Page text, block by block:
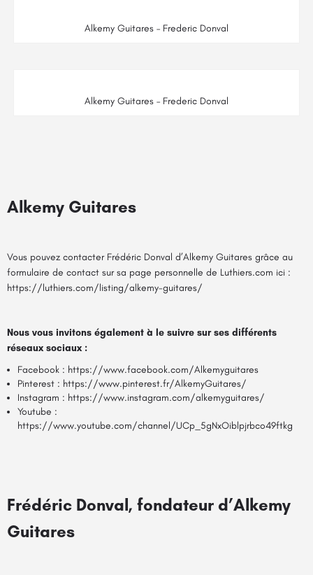
Alkemy Guitares – Frederic Donval
Alkemy Guitares – Frederic Donval
Alkemy Guitares
Vous pouvez contacter Frédéric Donval d’Alkemy Guitares grâce au
formulaire de contact sur sa page personnelle de Luthiers.com ici :
https://luthiers.com/listing/alkemy-guitares/
Nous vous invitons également à le suivre sur ses différents
réseaux sociaux :
Facebook : https://www.facebook.com/Alkemyguitares
Pinterest : https://www.pinterest.fr/AlkemyGuitares/
Instagram : https://www.instagram.com/alkemyguitares/
Youtube :
https://www.youtube.com/channel/UCp_5gNxOiblpjrbco49ftkg
Frédéric Donval, fondateur d’Alkemy
Guitares